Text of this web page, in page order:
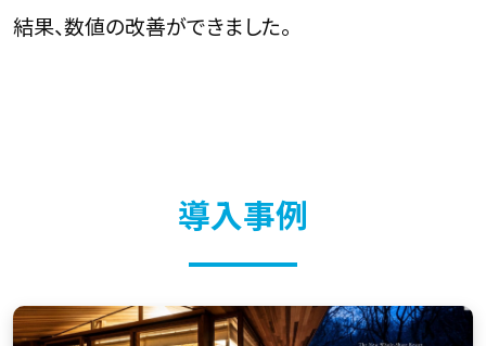
結果、数値の改善ができました。
導入事例